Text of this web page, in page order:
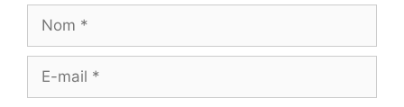
Nom